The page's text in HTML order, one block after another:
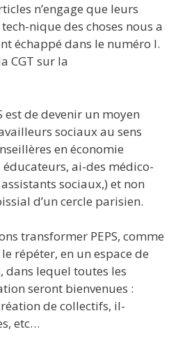
n’engage que leurs
nique des choses nous a
échappé dans le numéro I.
CGT sur la
est de devenir un moyen
sociaux au sens
en économie
ai-des médico-
sociaux,) et non
d’un cercle parisien.
transformer PEPS, comme
répéter, en un espace de
lequel toutes les
seront bienvenues :
de collectifs, il-
etc…